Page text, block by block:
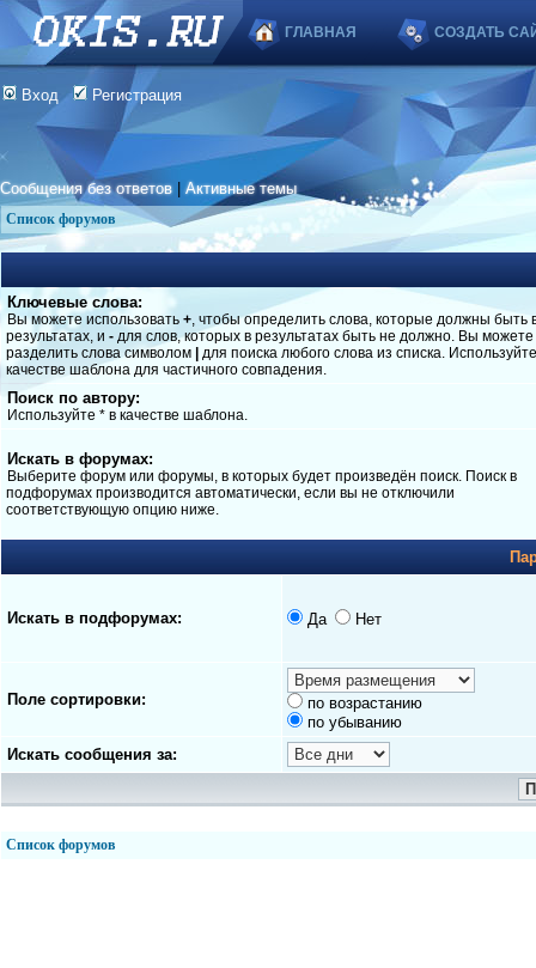
ГЛАВНАЯ СОЗДАТЬ
Вход Регистрация
Сообщения без ответов |Активные темы
Список форумов
Ключевые слова:
Вы можете использовать +, чтобы определить слова, которые должны быть
результатах, и - для слов, которых в результатах быть не должно. Вы можете
разделить слова символом
для поиска любого слова из списка.
качестве шаблона для частичного совпадения.
Поиск по автору:
Используйте * в качестве шаблона.
Искать в форумах:
Выберите форум или форумы, в которых будет произведён поиск. Поиск в
подфорумах производится автоматически, если вы не отключили
соответствующую опцию ниже.
Искать в подфорумах: Да Нет
Поле сортировки:
по возрастанию
по убыванию
Искать сообщения за:
Список форумов